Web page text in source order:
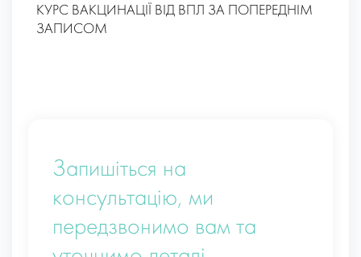
КУРС ВАКЦИНАЦІЇ ВІД ВПЛ ЗА ПОПЕРЕДНІМ
ЗАПИСОМ
Запишіться на
консультацію, ми
передзвонимо вам та